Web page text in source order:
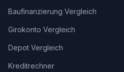
Baufinanzierung Vergleich
Girokonto Vergleich
Depot Vergleich
Kreditrechner